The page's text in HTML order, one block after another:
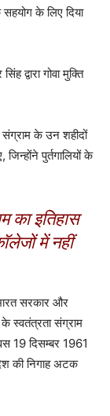
के लिए दिया
द्वारा गोवा मुक्ति
संग्राम के उन शहीदों
पुर्तगालियों के
का इतिहास
में नहीं
सरकार और
के स्वतंत्रता संग्राम
19 दिसम्बर 1961
की निगाह अटक